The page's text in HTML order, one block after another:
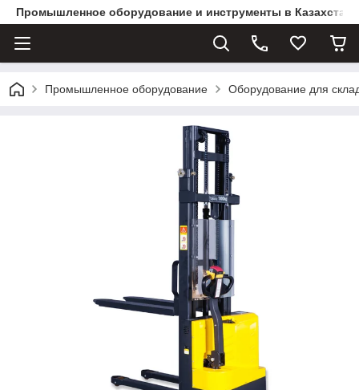
Промышленное оборудование и инструменты в
Промышленное оборудование Оборудование для